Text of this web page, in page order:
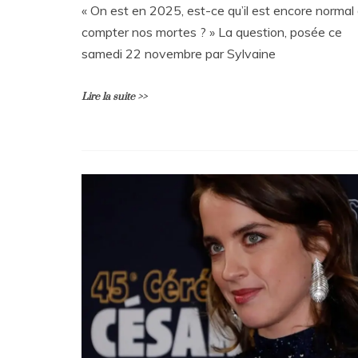
« On est en 2025, est-ce qu’il est encore normal
compter nos mortes ? » La question, posée ce
samedi 22 novembre par Sylvaine
Lire la suite >>